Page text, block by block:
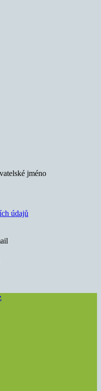
jméno
údajů